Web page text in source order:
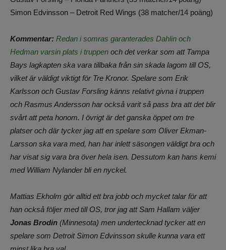
Simon Edvinsson – Detroit Red Wings (38 matcher/14 poäng)
Kommentar: Redan i somras garanterades Dahlin och
Hedman varsin plats i truppen och det verkar som att Tampa
Bays lagkapten ska vara tillbaka från sin skada lagom till OS,
vilket är väldigt viktigt för Tre Kronor. Spelare som Erik
Karlsson och Gustav Forsling känns relativt givna i truppen
och Rasmus Andersson har också varit så pass bra att det blir
svårt att peta honom. I övrigt är det ganska öppet om tre
platser och där tycker jag att en spelare som Oliver Ekman-
Larsson ska vara med, han har inlett säsongen väldigt bra och
har visat sig vara bra över hela isen. Dessutom kan hans kemi
med William Nylander bli en nyckel.
Mattias Ekholm gör alltid ett bra jobb och mycket talar för att
han också följer med till OS, tror jag att Sam Hallam väljer
Jonas Brodin (Minnesota) men undertecknad tycker att en
spelare som Detroit Simon Edvinsson skulle kunna vara ett